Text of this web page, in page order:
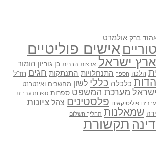
ברק אולמרט
אישים פוליטיים
ארץ ישראל ארצות הברית בן גוריון הומור
הלכה הספר התנחלויות התנתקות חגים חז"ל
כלכלה כללי לשון מחשבים ואינטרנט
מערכת המשפט ספרות ספרות עברית
ערבים פוליטיקאים פלסטינים צהל ציונות
שמאלנות תהליך השלום
תקשורת